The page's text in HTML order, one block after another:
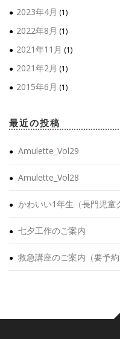
2023年4月 (1)
2022年8月 (1)
2021年11月 (1)
2021年2月 (1)
2015年6月 (1)
最近の投稿
Amulette_Vol29
Amulette_Vol28
かわいい1年生（長門児童
七夕工作のご案内
救急講座のご案内（要予約